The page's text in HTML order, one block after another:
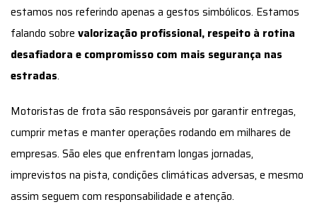
estamos nos referindo apenas a gestos simbólicos. Estamos
falando sobre valorização profissional, respeito à rotina
desafiadora e compromisso com mais segurança nas
estradas.
Motoristas de frota são responsáveis por garantir entregas,
cumprir metas e manter operações rodando em milhares de
empresas. São eles que enfrentam longas jornadas,
imprevistos na pista, condições climáticas adversas, e mesmo
assim seguem com responsabilidade e atenção.